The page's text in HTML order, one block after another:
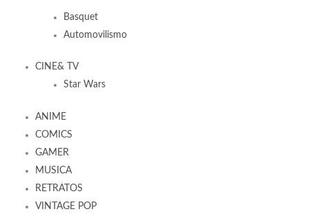
Basquet
Automovilismo
CINE& TV
Star Wars
ANIME
COMICS
GAMER
MUSICA
RETRATOS
VINTAGE POP